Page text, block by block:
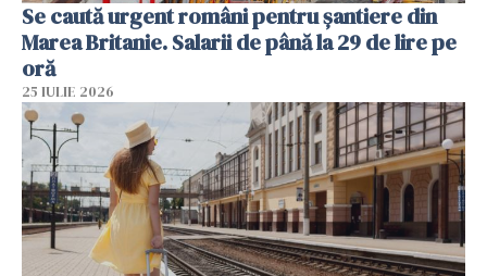
Se caută urgent români pentru șantiere din
Marea Britanie. Salarii de până la 29 de lire pe
oră
25 IULIE 2026